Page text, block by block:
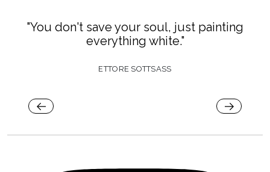
"You don't save your soul, just painting
everything white."
ETTORE SOTTSASS